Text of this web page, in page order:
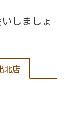
しましょ
北店